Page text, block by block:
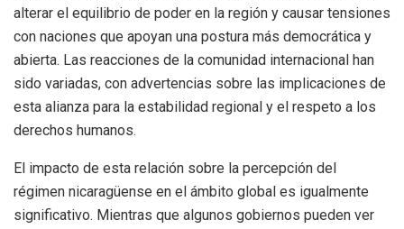
alterar el equilibrio de poder en la región y causar tensiones
con naciones que apoyan una postura más democrática y
abierta. Las reacciones de la comunidad internacional han
sido variadas, con advertencias sobre las implicaciones de
esta alianza para la estabilidad regional y el respeto a los
derechos humanos.
El impacto de esta relación sobre la percepción del
régimen nicaragüense en el ámbito global es igualmente
significativo. Mientras que algunos gobiernos pueden ver